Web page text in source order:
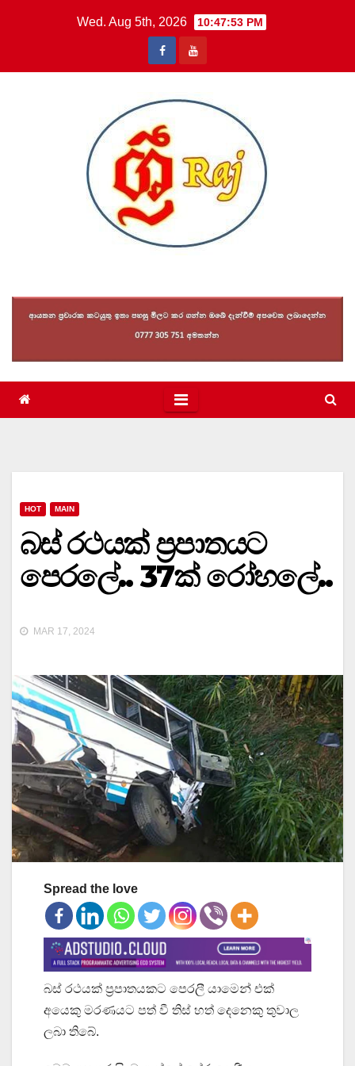
Wed. Aug 5th, 2026 10:47:54 PM
HOT MAIN
බස් රථයක් ප‍්‍රපාතයට
පෙරලේ.. 37ක් රෝහලේ..
MAR 17, 2024
Spread the love
බස් රථයක් ප්‍රපාතයකට පෙරලී යාමෙන් එක්
අයෙකු මරණයට පත් වී තිස් හත් දෙනෙකු තුවාල
ලබා තිබේ.